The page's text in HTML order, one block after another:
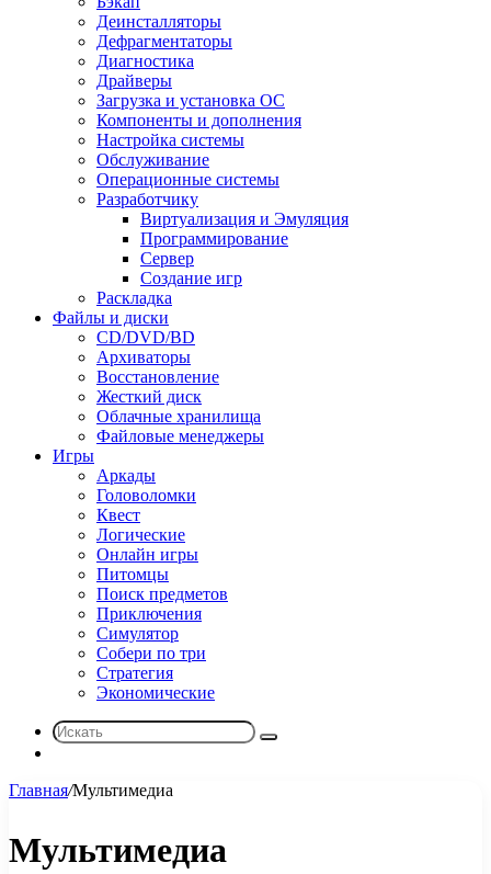
Деинсталляторы
Дефрагментаторы
Диагностика
Драйверы
Загрузка и установка ОС
Компоненты и дополнения
Настройка системы
Обслуживание
Операционные системы
Разработчику
Виртуализация и Эмуляция
Программирование
Сервер
Создание игр
Раскладка
Файлы и диски
CD/DVD/BD
Архиваторы
Восстановление
Жесткий диск
Облачные хранилища
Файловые менеджеры
Игры
Аркады
Головоломки
Квест
Логические
Онлайн игры
Питомцы
Поиск предметов
Приключения
Симулятор
Собери по три
Стратегия
Экономические
Искать
Главная/Мультимедиа
Мультимедиа